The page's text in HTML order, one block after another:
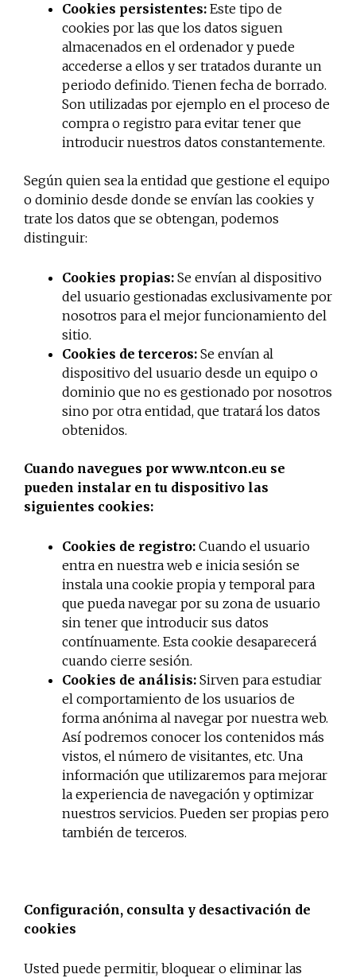
Cookies persistentes: Este tipo de
cookies por las que los datos siguen
almacenados en el ordenador y puede
accederse a ellos y ser tratados durante un
periodo definido. Tienen fecha de borrado.
Son utilizadas por ejemplo en el proceso de
compra o registro para evitar tener que
introducir nuestros datos constantemente.
Según quien sea la entidad que gestione el equipo
o dominio desde donde se envían las cookies y
trate los datos que se obtengan, podemos
distinguir:
Cookies propias: Se envían al dispositivo
del usuario gestionadas exclusivamente por
nosotros para el mejor funcionamiento del
sitio.
Cookies de terceros: Se envían al
dispositivo del usuario desde un equipo o
dominio que no es gestionado por nosotros
sino por otra entidad, que tratará los datos
obtenidos.
Cuando navegues por www.ntcon.eu se
pueden instalar en tu dispositivo las
siguientes cookies:
Cookies de registro: Cuando el usuario
entra en nuestra web e inicia sesión se
instala una cookie propia y temporal para
que pueda navegar por su zona de usuario
sin tener que introducir sus datos
contínuamente. Esta cookie desaparecerá
cuando cierre sesión.
Cookies de análisis: Sirven para estudiar
el comportamiento de los usuarios de
forma anónima al navegar por nuestra web.
Así podremos conocer los contenidos más
vistos, el número de visitantes, etc. Una
información que utilizaremos para mejorar
la experiencia de navegación y optimizar
nuestros servicios. Pueden ser propias pero
también de terceros.
Configuración, consulta y desactivación de
cookies
Usted puede permitir, bloquear o eliminar las